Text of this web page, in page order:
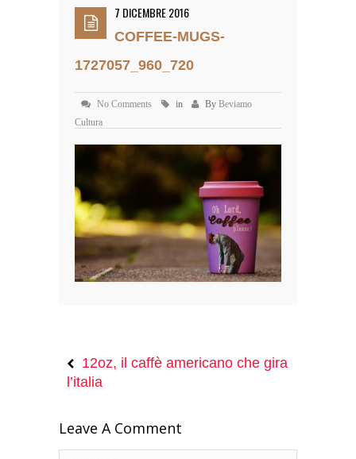
7 DICEMBRE 2016
COFFEE-MUGS-
1727057_960_720
No Comments in By Beviamo
Cultura
12oz, il caffè americano che gira
l’italia
Leave A Comment